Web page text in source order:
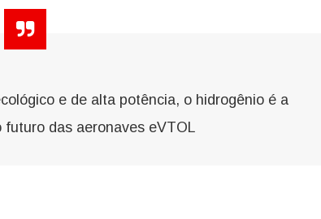
e de alta potência, o hidrogênio é a
futuro das aeronaves eVTOL